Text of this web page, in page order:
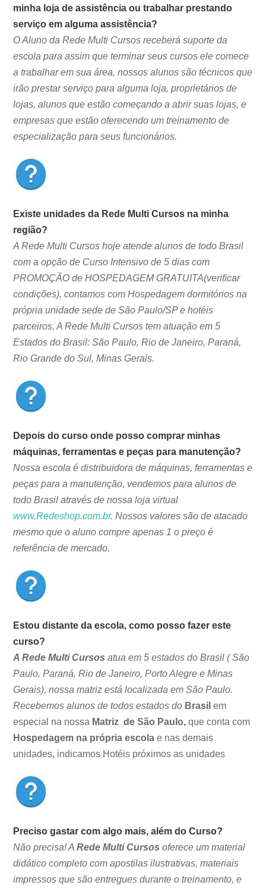
minha loja de assistência ou trabalhar prestando
serviço em alguma assistência?
O Aluno da Rede Multi Cursos receberá suporte da
escola para assim que terminar seus cursos ele comece
a trabalhar em sua área, nossos alunos são técnicos que
irão prestar serviço para alguma loja, proprietários de
lojas, alunos que estão começando a abrir suas lojas, e
empresas que estão oferecendo um treinamento de
especialização para seus funcionários.
Existe unidades da Rede Multi Cursos na minha
região?
A Rede Multi Cursos hoje atende alunos de todo Brasil
com a opção de Curso Intensivo de 5 dias com
PROMOÇÃO de HOSPEDAGEM GRATUITA(verificar
condições), contamos com Hospedagem dormitórios na
própria unidade sede de São Paulo/SP e hotéis
parceiros. A Rede Multi Cursos tem atuação em 5
Estados do Brasil: São Paulo, Rio de Janeiro, Paraná,
Rio Grande do Sul, Minas Gerais.
Depois do curso onde posso comprar minhas
máquinas, ferramentas e peças para manutenção?
Nossa escola é distribuidora de máquinas, ferramentas e
peças para a manutenção, vendemos para alunos de
todo Brasil através de nossa loja virtual
www.Redeshop.com.br. Nossos valores são de atacado
mesmo que o aluno compre apenas 1 o preço é
referência de mercado.
Estou distante da escola, como posso fazer este
curso?
A Rede Multi Cursos atua em 5 estados do Brasil ( São
Paulo, Paraná, Rio de Janeiro, Porto Alegre e Minas
Gerais), nossa matriz está localizada em São Paulo.
Recebemos alunos de todos estados do Brasil em
especial na nossa Matriz de São Paulo,que conta com
Hospedagem na própria escola e nas demais
unidades, indicamos Hotéis próximos as unidades
Preciso gastar com algo mais, além do Curso?
Não precisa! ARede Multi Cursosoferece um material
didático completo com apostilas ilustrativas, materiais
impressos que são entregues durante o treinamento, e